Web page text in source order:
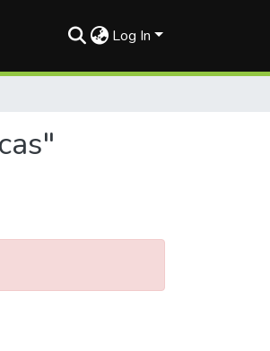
Log In